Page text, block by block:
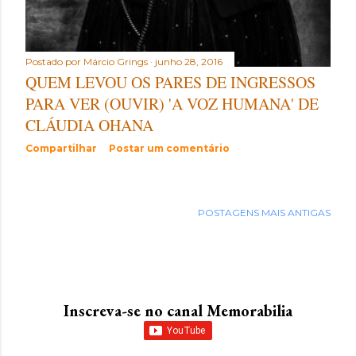
Postado por Márcio Grings junho 28, 2016
QUEM LEVOU OS PARES DE INGRESSOS
PARA VER (OUVIR) 'A VOZ HUMANA' DE
CLÁUDIA OHANA
Compartilhar Postar um comentário
POSTAGENS MAIS ANTIGAS
Inscreva-se no canal Memorabilia